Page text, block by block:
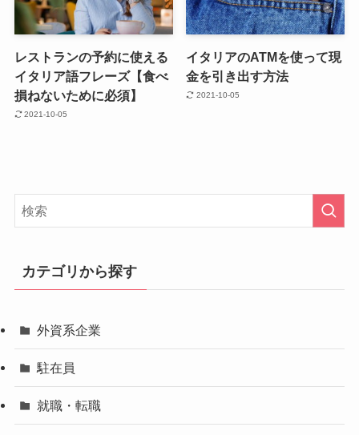
レストランの予約に使える
イタリア語フレーズ【食べ
損ねないために必須】
2021-10-05
イタリアのATMを使って現
金を引き出す方法
2021-10-05
カテゴリから探す
外資系企業
駐在員
就職・転職